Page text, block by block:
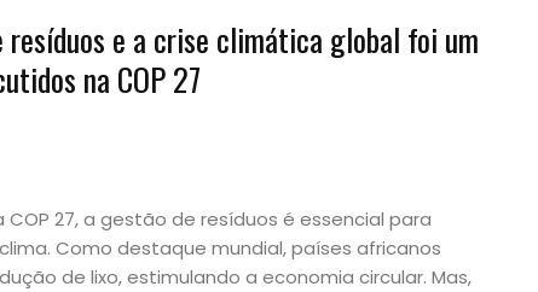
e a crise climática global foi um
na COP 27
27, a gestão de resíduos é essencial para
Como destaque mundial, países africanos
de lixo, estimulando a economia circular. Mas,